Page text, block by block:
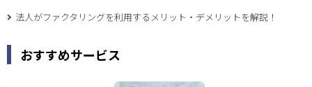
法人がファクタリングを利用するメリット・デメリットを解説！
おすすめサービス